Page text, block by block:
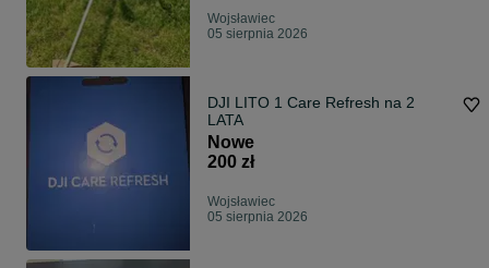
Wojsławiec
05 sierpnia 2026
DJI LITO 1 Care Refresh na 2
LATA
Nowe
200 zł
Wojsławiec
05 sierpnia 2026